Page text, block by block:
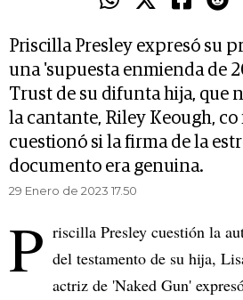
Priscilla Presley expresó su
una 'supuesta enmienda de
Trust de su difunta hija, que
la cantante, Riley Keough,
cuestionó si la firma de la
documento era genuina.
29 Enero de 2023 17.50
P riscilla Presley cuestión la
del testamento de su hija,
actriz de 'Naked Gun'